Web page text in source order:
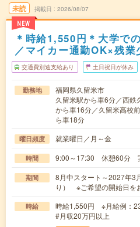
未読
NEW
掲載日 2026/08/07
＊時給1,550円＊大学で
／マイカー通勤OK×残業
交通費別途支給あり 土日祝日が休み
勤務地
福岡県久留米市
久留米駅から車6分／西
から車16分／久留米高校
ら車18分
曜日頻度 就業曜日／月～金
時間 9:00～17:30 休憩60分
期間
8月中スタート～2027年3
り） ※ご希望の開始日を
時給
時給1,550円 ※月給例：
#月収20万円以上